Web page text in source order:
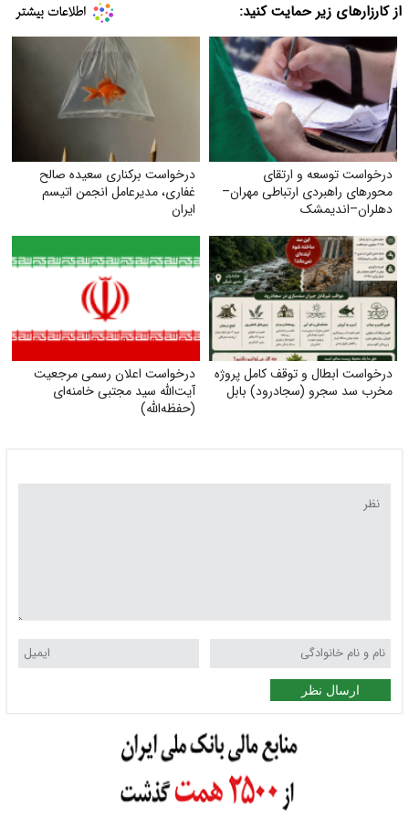
از کارزارهای زیر حمایت کنید:
درخواست توسعه و ارتقای
محورهای راهبردی ارتباطی مهران–
دهلران–اندیمشک
درخواست برکناری سعیده صالح
غفاری، مدیرعامل انجمن اتیسم
ایران
درخواست ابطال و توقف کامل پروژه
مخرب سد سجرو (سجادرود) بابل
درخواست اعلان رسمی مرجعیت
آیت‌الله سید مجتبی خامنه‌ای
(حفظه‌الله)
ارسال نظر